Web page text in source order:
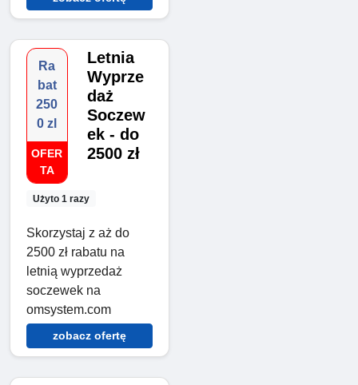
Ra
bat
250
0 zl
OFER
TA
Użyto 1 razy
Letnia
Wyprze
daż
Soczew
ek - do
2500 zł
Skorzystaj z aż do
2500 zł rabatu na
letnią wyprzedaż
soczewek na
omsystem.com
zobacz ofertę